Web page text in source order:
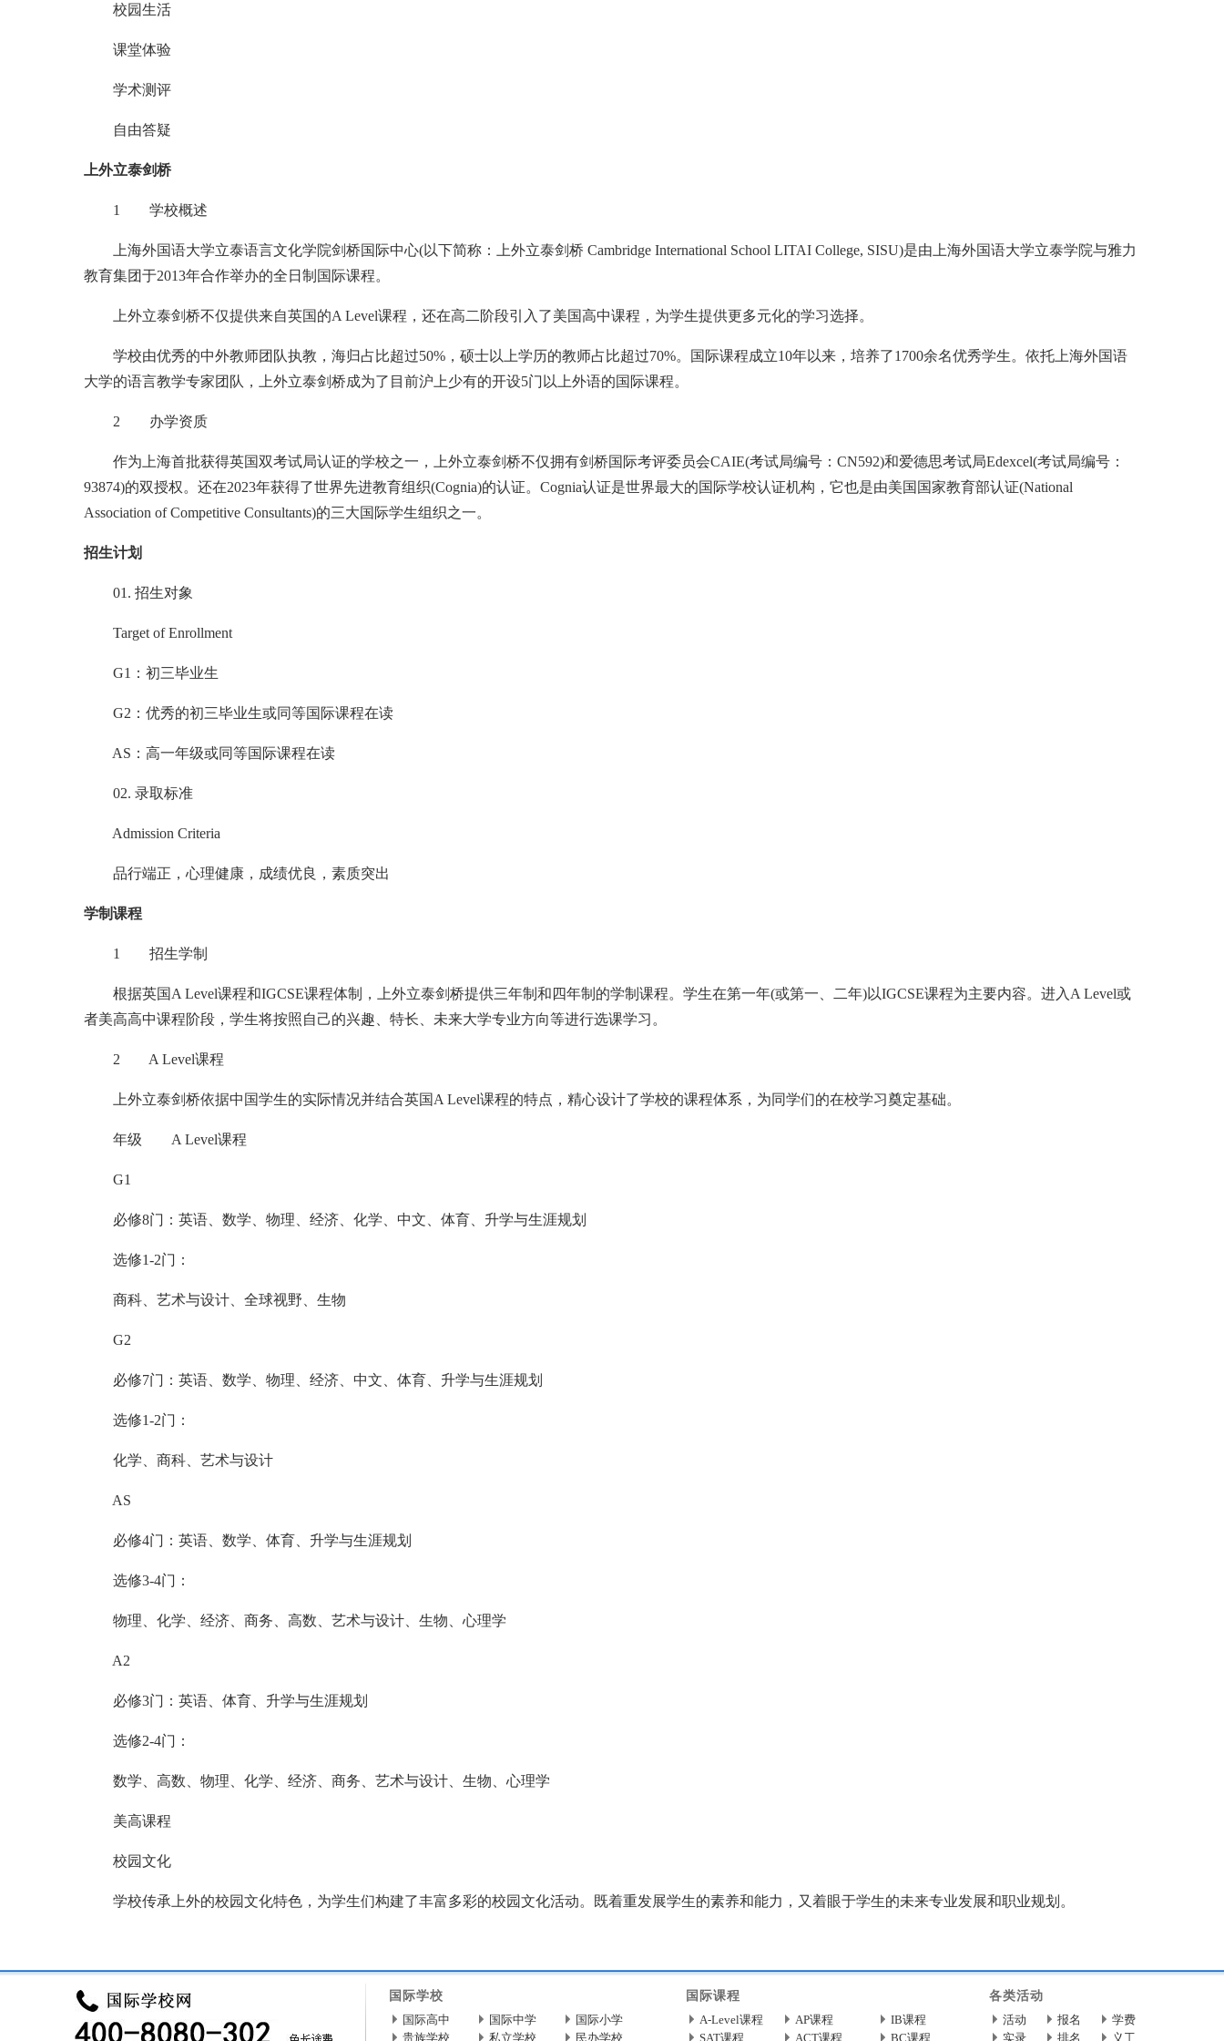
校园生活
课堂体验
学术测评
自由答疑
上外立泰剑桥
1 学校概述
上海外国语大学立泰语言文化学院剑桥国际中心(以下简称：上外立泰剑桥 Cambridge International School LITAI College, SISU)是由上海外国语大学立泰学院与雅力
教育集团于2013年合作举办的全日制国际课程。
上外立泰剑桥不仅提供来自英国的A Level课程，还在高二阶段引入了美国高中课程，为学生提供更多元化的学习选择。
学校由优秀的中外教师团队执教，海归占比超过50%，硕士以上学历的教师占比超过70%。国际课程成立10年以来，培养了1700余名优秀学生。依托上海外国语
大学的语言教学专家团队，上外立泰剑桥成为了目前沪上少有的开设5门以上外语的国际课程。
2 办学资质
作为上海首批获得英国双考试局认证的学校之一，上外立泰剑桥不仅拥有剑桥国际考评委员会CAIE(考试局编号：CN592)和爱德思考试局Edexcel(考试局编号：
93874)的双授权。还在2023年获得了世界先进教育组织(Cognia)的认证。Cognia认证是世界最大的国际学校认证机构，它也是由美国国家教育部认证(National
Association of Competitive Consultants)的三大国际学生组织之一。
招生计划
01. 招生对象
Target of Enrollment
G1：初三毕业生
G2：优秀的初三毕业生或同等国际课程在读
AS：高一年级或同等国际课程在读
02. 录取标准
Admission Criteria
品行端正，心理健康，成绩优良，素质突出
学制课程
1 招生学制
根据英国A Level课程和IGCSE课程体制，上外立泰剑桥提供三年制和四年制的学制课程。学生在第一年(或第一、二年)以IGCSE课程为主要内容。进入A Level或
者美高高中课程阶段，学生将按照自己的兴趣、特长、未来大学专业方向等进行选课学习。
2 A Level课程
上外立泰剑桥依据中国学生的实际情况并结合英国A Level课程的特点，精心设计了学校的课程体系，为同学们的在校学习奠定基础。
年级 A Level课程
G1
必修8门：英语、数学、物理、经济、化学、中文、体育、升学与生涯规划
选修1-2门：
商科、艺术与设计、全球视野、生物
G2
必修7门：英语、数学、物理、经济、中文、体育、升学与生涯规划
选修1-2门：
化学、商科、艺术与设计
AS
必修4门：英语、数学、体育、升学与生涯规划
选修3-4门：
物理、化学、经济、商务、高数、艺术与设计、生物、心理学
A2
必修3门：英语、体育、升学与生涯规划
选修2-4门：
数学、高数、物理、化学、经济、商务、艺术与设计、生物、心理学
美高课程
校园文化
学校传承上外的校园文化特色，为学生们构建了丰富多彩的校园文化活动。既着重发展学生的素养和能力，又着眼于学生的未来专业发展和职业规划。
国际学校 国际课程
各类活动
国际高中
国际中学
国际小学
贵族学校
私立学校 民办学校
A-Level课程 AP课程
IB课程
SAT课程
ACT课程 BC课程
活动 报名
学费
实录
排名 义工